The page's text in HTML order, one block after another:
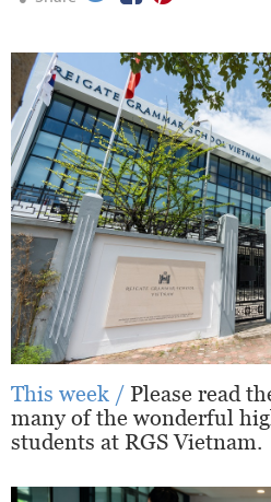
This week / Please read
many of the wonderful
students at RGS Vietnam.